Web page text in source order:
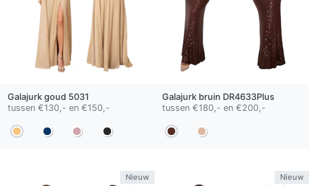
Galajurk goud 5031
tussen €130,- en €150,-
Galajurk bruin DR4633Plus
tussen €180,- en €200,-
Nieuw Nieuw